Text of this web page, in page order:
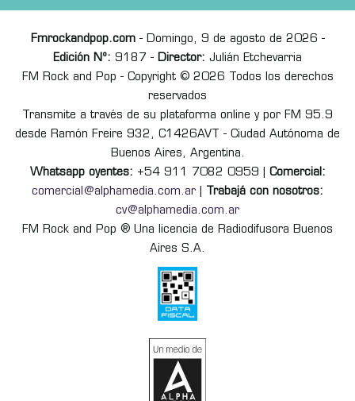
Fmrockandpop.com- Domingo, 9 de agosto de 2026 -
Edición Nº: 9187 - Director: Julián Etchevarria
FM Rock and Pop - Copyright © 2026 Todos los derechos
reservados
Transmite a través de su plataforma online y por FM 95.9
desde Ramón Freire 932, C1426AVT - Ciudad Autónoma de
Buenos Aires, Argentina.
Whatsapp oyentes: +54 911 7082 0959 | Comercial:
comercial@alphamedia.com.ar
Trabajá con nosotros:
cv@alphamedia.com.ar
FM Rock and Pop ® Una licencia de Radiodifusora Buenos
Aires S.A.